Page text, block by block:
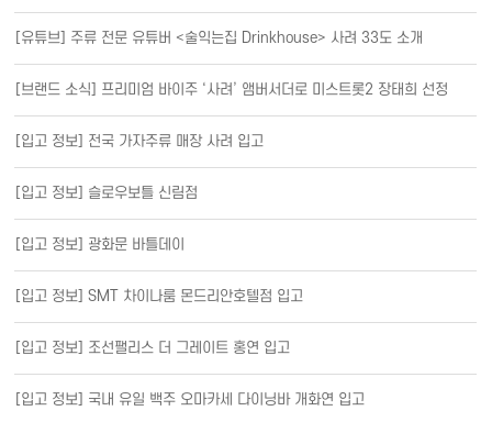
[유튜브] 주류 전문 유튜버 <술익는집 Drinkhouse> 사려 33도 소개
[브랜드 소식] 프리미엄 바이주 ‘사려’ 앰버서더로 미스트롯2 장태희 선정
[입고 정보] 전국 가자주류 매장 사려 입고
[입고 정보] 슬로우보틀 신림점
[입고 정보] 광화문 바틀데이
[입고 정보] SMT 차이나룸 몬드리안호텔점 입고
[입고 정보] 조선팰리스 더 그레이트 홍연 입고
[입고 정보] 국내 유일 백주 오마카세 다이닝바 개화연 입고